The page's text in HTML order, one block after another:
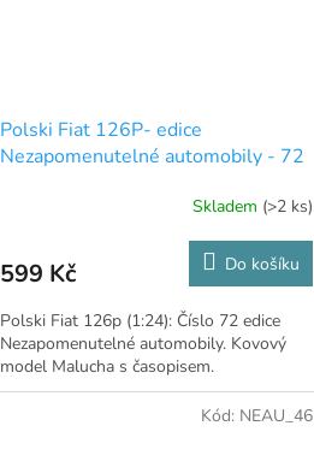
Polski Fiat 126P- edice
Nezapomenutelné automobily - 72
Skladem (>2 ks)
599 Kč Do košíku
Polski Fiat 126p (1:24): Číslo 72 edice
Nezapomenutelné automobily. Kovový
model Malucha s časopisem.
Kód: NEAU_46